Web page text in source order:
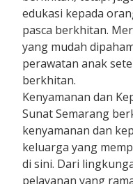
edukasi kepada
pasca berkhitan.
yang mudah
perawatan anak
berkhitan.
Kenyamanan dan
Sunat Semarang
kenyamanan dan
keluarga yang
di sini. Dari
pelayanan yang